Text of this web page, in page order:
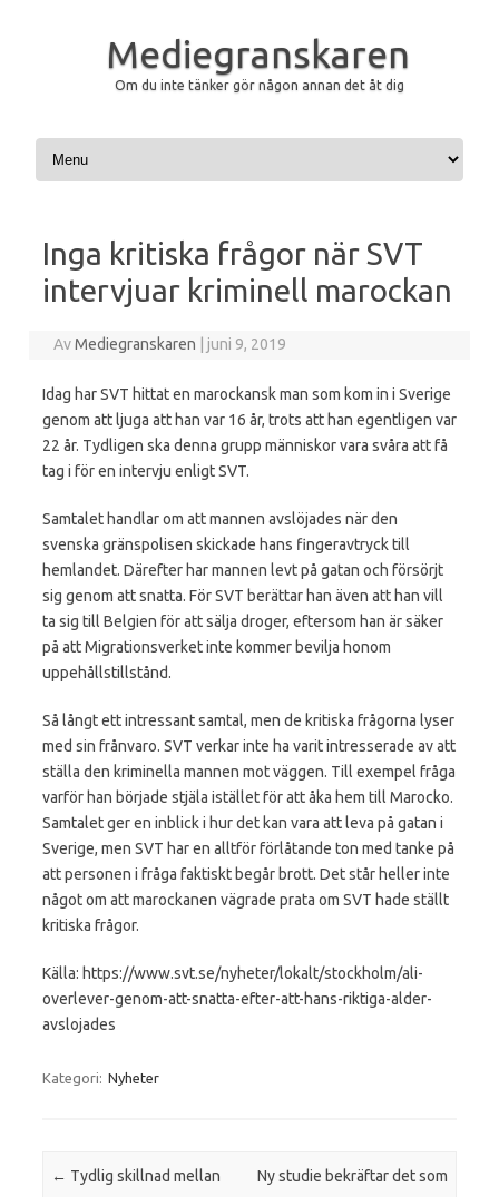
Mediegranskaren
Om du inte tänker gör någon annan det åt dig
Hoppa till innehåll
Inga kritiska frågor när SVT
intervjuar kriminell marockan
AvMediegranskaren juni 9, 2019
Idag har SVT hittat en marockansk man som kom in i Sverige
genom att ljuga att han var 16 år, trots att han egentligen var
22 år. Tydligen ska denna grupp människor vara svåra att få
tag i för en intervju enligt SVT.
Samtalet handlar om att mannen avslöjades när den
svenska gränspolisen skickade hans fingeravtryck till
hemlandet. Därefter har mannen levt på gatan och försörjt
sig genom att snatta. För SVT berättar han även att han vill
ta sig till Belgien för att sälja droger, eftersom han är säker
på att Migrationsverket inte kommer bevilja honom
uppehållstillstånd.
Så långt ett intressant samtal, men de kritiska frågorna lyser
med sin frånvaro. SVT verkar inte ha varit intresserade av att
ställa den kriminella mannen mot väggen. Till exempel fråga
varför han började stjäla istället för att åka hem till Marocko.
Samtalet ger en inblick i hur det kan vara att leva på gatan i
Sverige, men SVT har en alltför förlåtande ton med tanke på
att personen i fråga faktiskt begår brott. Det står heller inte
något om att marockanen vägrade prata om SVT hade ställt
kritiska frågor.
Källa: https://www.svt.se/nyheter/lokalt/stockholm/ali-
overlever-genom-att-snatta-efter-att-hans-riktiga-alder-
avslojades
Kategori: Nyheter
Inläggsnavigering
← Tydlig skillnad mellan
Ny studie bekräftar det som